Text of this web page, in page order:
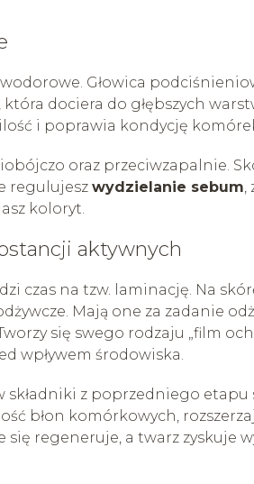
Głowica
dociera do głębszych
i poprawia kondycję
oraz przeciwzapalnie.
regulujesz wydzielanie sebum,
koloryt.
aktywnych
czas na tzw. laminację. Na
Mają one za zadanie
się swego rodzaju „film
wpływem środowiska.
z poprzedniego etapu
błon komórkowych,
regeneruje, a twarz zyskuje